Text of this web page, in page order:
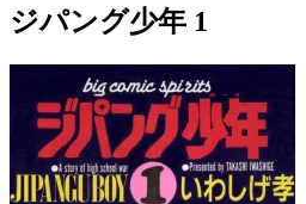
ジパング少年 1